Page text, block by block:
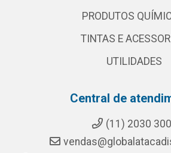
PRODUTOS
TINTAS E
UTILIDADES
Central de
(11) 2030